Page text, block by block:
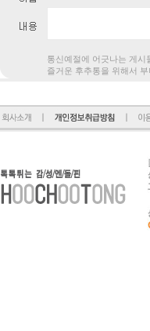
통신예절에 어긋나는
즐거운 후추통을 위해서